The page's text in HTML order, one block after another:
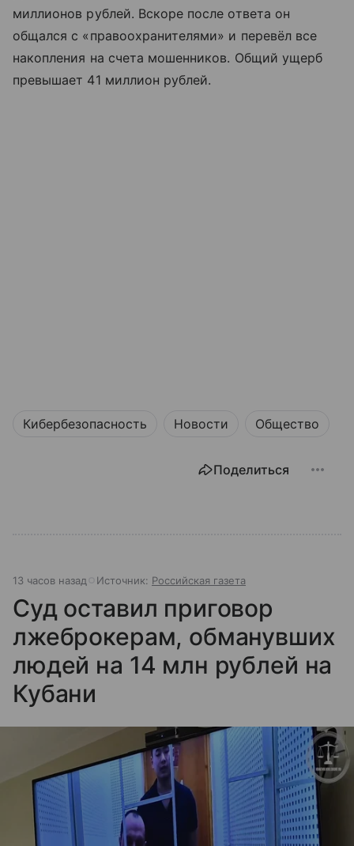
миллионов рублей. Вскоре после ответа он
общался с «правоохранителями» и перевёл все
накопления на счета мошенников. Общий ущерб
превышает 41 миллион рублей.
Кибербезопасность Новости Общество
Поделиться
13 часов назад Источник: Российская газета
Суд оставил приговор
лжеброкерам, обманувших
людей на 14 млн рублей на
Кубани